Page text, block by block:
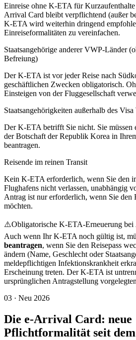
Einreise ohne K-ETA für
Arrival Card bleibt verpflichtend (außer
K-ETA wird weiterhin dringend
Einreiseformalitäten zu vereinfachen.
Staatsangehörige anderer VWP-Länder
Befreiung)
Der K-ETA ist vor jeder Reise nach
geschäftlichen Zwecken obligatorisch.
Einsteigen von der Fluggesellschaft
Staatsangehörigkeiten außerhalb des
Der K-ETA betrifft Sie nicht. Sie müssen
der Botschaft der Republik Korea in
beantragen.
Reisende im reinen Transit
Kein K-ETA erforderlich, wenn Sie den
Flughafens nicht verlassen, unabhängig
Antrag ist nur erforderlich, wenn Sie den
möchten.
⚠️Obligatorische K-ETA-Erneuerung bei
Auch wenn Ihr K-ETA noch gültig ist,
beantragen, wenn Sie den Reisepass
ändern (Name, Geschlecht oder
meldepflichtigen Infektionskrankheit
Erscheinung treten. Der K-ETA ist
ursprünglichen Antragstellung
03 · Neu 2026
Die e-Arrival Card: neue
Pflichtformalität seit dem